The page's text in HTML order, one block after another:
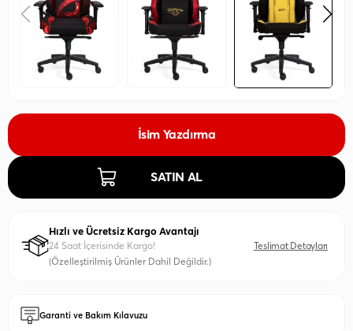
İsim Yazdırma
SATIN AL
Hızlı ve Ücretsiz Kargo Avantajı
24 Saat İçerisinde Kargo!
(Özelleştirilmiş Ürünler Dahil Değildir.)
Teslimat Detayları
Garanti ve Bakım Kılavuzu